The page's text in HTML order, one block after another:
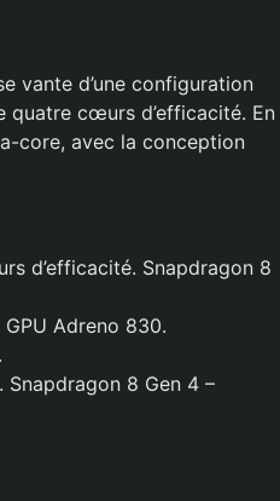
vante d’une configuration
cœurs d’efficacité. En
core, avec la conception
d’efficacité. Snapdragon 8
Adreno 830.
Snapdragon 8 Gen 4 –